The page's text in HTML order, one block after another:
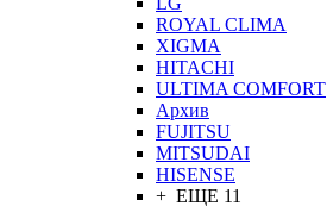
ROYAL CLIMA
XIGMA
HITACHI
ULTIMA COMFORT
Архив
FUJITSU
MITSUDAI
HISENSE
+ ЕЩЕ 11